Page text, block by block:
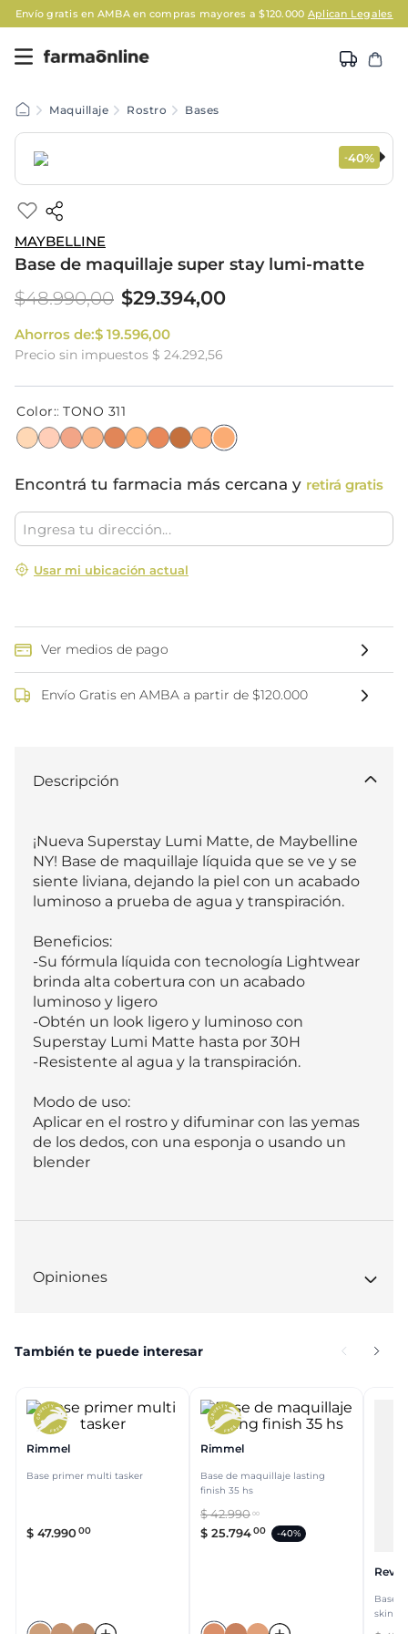
Envío gratis en AMBA en compras mayores a $120.000 Aplican Legales
Maquillaje Rostro Bases
-40%
MAYBELLINE
Base de maquillaje super stay lumi-matte
$48.990,00 $29.394,00
Ahorros de:$ 19.596,00
Precio sin impuestos $ 24.292,56
Color : TONO 311
Encontrá tu farmacia más cercana y retirá gratis
Usar mi ubicación actual
Ver medios de pago
Envío Gratis en AMBA a partir de $120.000
Descripción
¡Nueva Superstay Lumi Matte, de Maybelline
NY! Base de maquillaje líquida que se ve y se
siente liviana, dejando la piel con un acabado
luminoso a prueba de agua y transpiración.
Beneficios:
-Su fórmula líquida con tecnología Lightwear
brinda alta cobertura con un acabado
luminoso y ligero
-Obtén un look ligero y luminoso con
Superstay Lumi Matte hasta por 30H
-Resistente al agua y la transpiración.
Modo de uso:
Aplicar en el rostro y difuminar con las yemas
de los dedos, con una esponja o usando un
blender
Opiniones
También te puede interesar
Rimmel
Base primer multi tasker
$ 47.99000
Rimmel
Base de maquillaje lasting
finish 35 hs
$42.990 00
$ 25.79400 -40%
Base
skin